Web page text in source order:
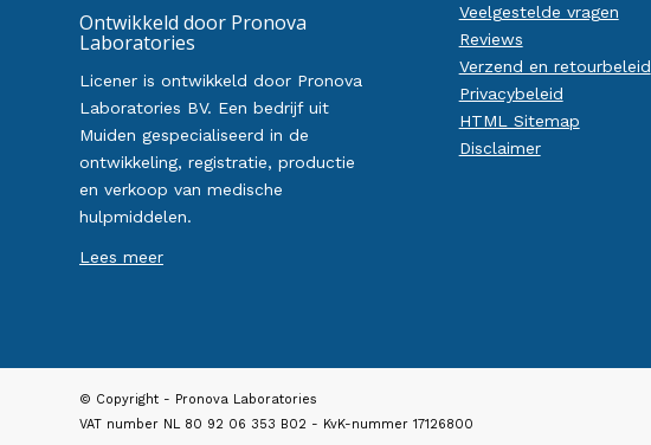
Ontwikkeld door Pronova
Laboratories
Licener is ontwikkeld door Pronova
Laboratories BV. Een bedrijf uit
Muiden gespecialiseerd in de
ontwikkeling, registratie, productie
en verkoop van medische
hulpmiddelen.
Lees meer
Veelgestelde vragen
Reviews
Verzend en retourbeleid
Privacybeleid
HTML Sitemap
Disclaimer
© Copyright - Pronova Laboratories
VAT number NL 80 92 06 353 B02 - KvK-nummer 17126800